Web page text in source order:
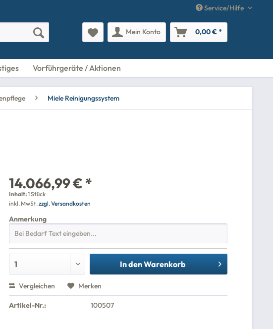
Service/Hilfe
Mein Konto 0,00 € *
Vorführgeräte / Aktionen
Miele Reinigungssystem
14.066,99 € *
Inhalt:1 Stück
inkl. MwSt.zzgl. Versandkosten
Anmerkung
In denWarenkorb
Vergleichen Merken
Artikel-Nr.: 100507